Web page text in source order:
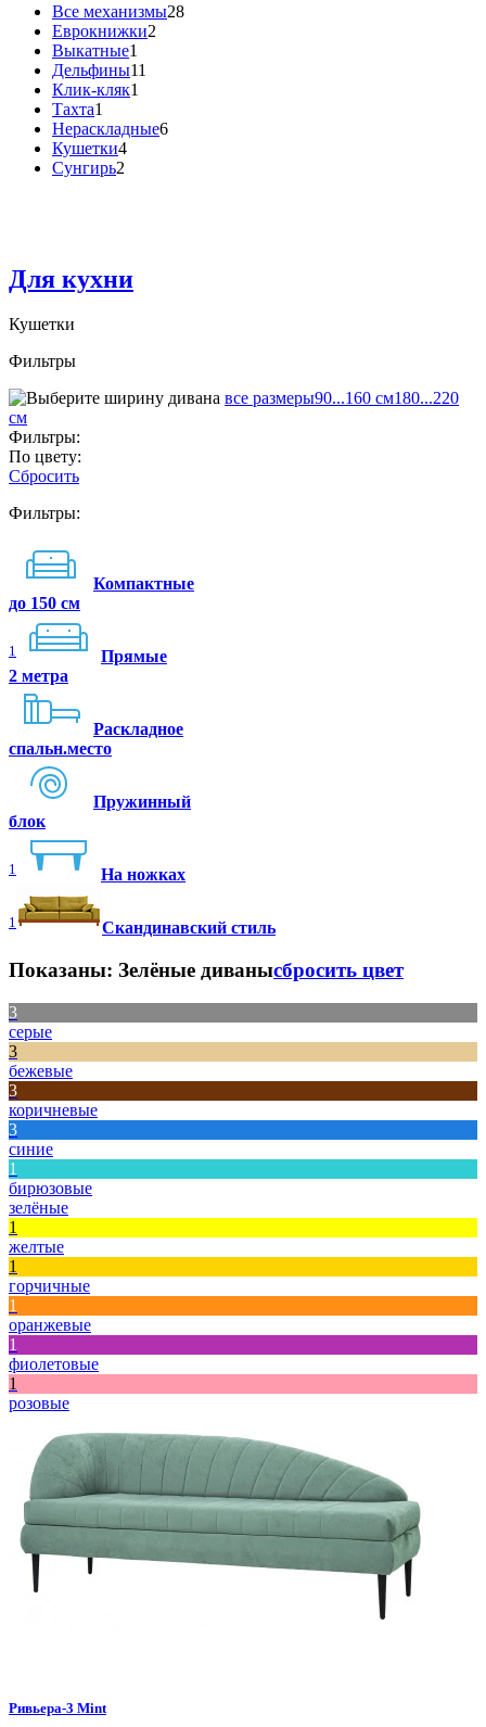
Все механизмы28
Еврокнижки2
Выкатные1
Дельфины11
Клик-кляк1
Тахта1
Нераскладные6
Кушетки4
Сунгирь2
Для кухни
Кушетки
Фильтры
все размеры90...160 см180...220
см
Фильтры:
По цвету:
Сбросить
Фильтры:
Компактные
до 150 см
1
Прямые
2 метра
Раскладное
спальн.место
Пружинный
блок
1 На ножках
1 Скандинавский стиль
Показаны: Зелёные диванысбросить цвет
3
серые
3
бежевые
3
коричневые
3
синие
1
бирюзовые
зелёные
1
желтые
1
горчичные
1
оранжевые
1
фиолетовые
1
розовые
Ривьера-3 Mint